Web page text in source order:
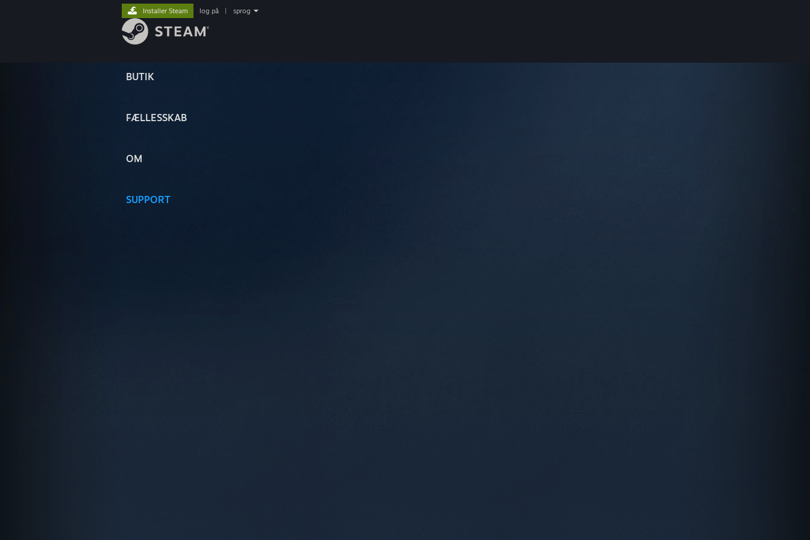
BUTIK
FÆLLESSKAB
OM
SUPPORT
Installer Steam log på sprog